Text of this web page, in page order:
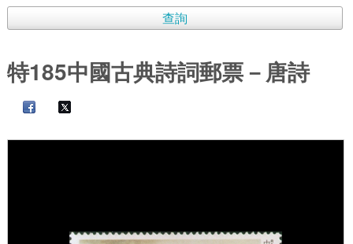
特185中國古典詩詞郵票－唐詩